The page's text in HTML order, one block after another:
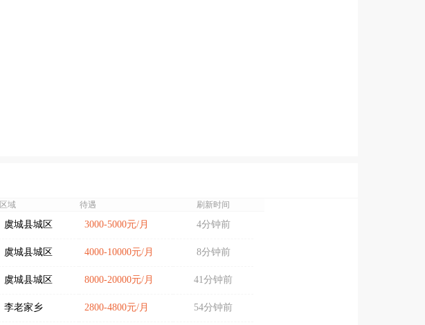
区域 待遇 刷新时间
虞城县城区 3000-5000元/月 4分钟前
虞城县城区 4000-10000元/月 8分钟前
虞城县城区 8000-20000元/月 41分钟前
李老家乡 2800-4800元/月 54分钟前